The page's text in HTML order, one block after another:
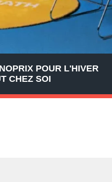
POUR L'HIVER
CHEZ SOI